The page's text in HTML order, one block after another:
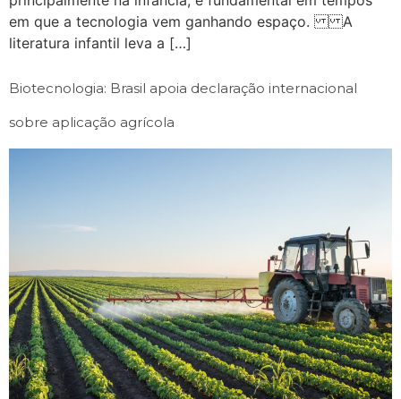
em que a tecnologia vem ganhando espaço. A
literatura infantil leva a […]
Biotecnologia: Brasil apoia declaração internacional
sobre aplicação agrícola